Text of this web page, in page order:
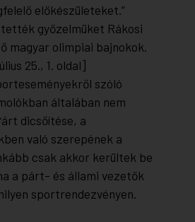
előkészületeket.”
győzelmüket Rákosi
magyar olimpiai bajnokok.
25., 1. oldal]
szóló
általában nem
dicsőítése, a
való szerepének a
csak akkor kerültek be
a párt- és állami vezetők
sportrendezvényen.